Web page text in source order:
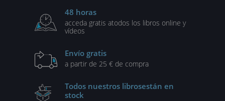
48 horas
acceda gratis atodos los libros online y
vídeos
Envío gratis
a partir de 25 € de compra
Todos nuestros librosestán en
stock